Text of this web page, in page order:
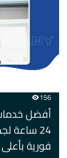
156
أفضل
24 ساعة
فورية